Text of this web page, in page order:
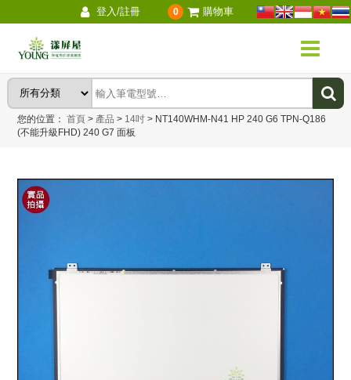
登入/註冊 0 購物車
您的位置：首頁 > 產品 > 14吋 > NT140WHM-N41 HP 240 G6 TPN-Q186
(不能升級FHD) 240 G7 面板